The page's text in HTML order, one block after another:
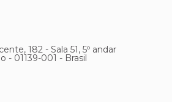
182 - Sala 51, 5º andar
- 01139-001 - Brasil